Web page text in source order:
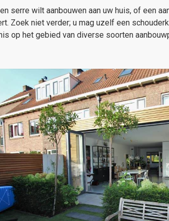
serre wilt aanbouwen aan uw huis, of een
Zoek niet verder; u mag uzelf een
op het gebied van diverse soorten